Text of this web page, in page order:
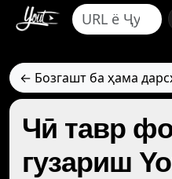
← Бозгашт ба ҳама
Чӣ тавр
гузариш